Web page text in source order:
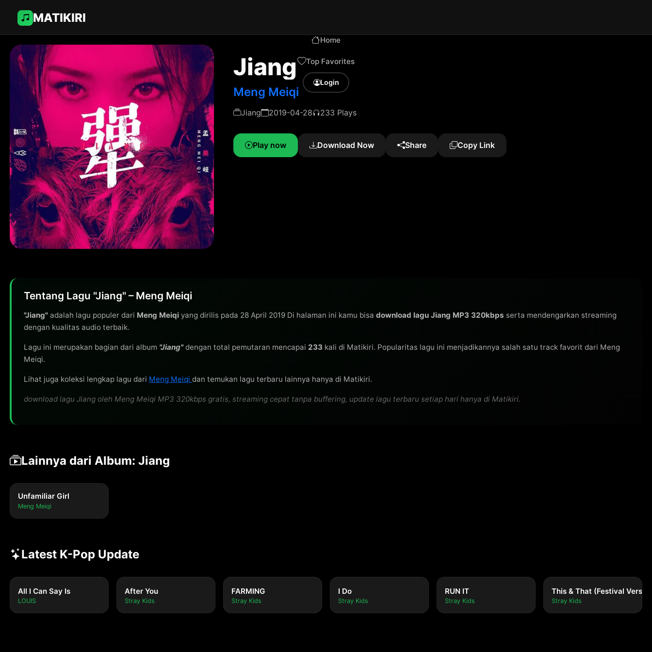
MATIKIRI
Home
Top Favorites
Login
Jiang
Meng Meiqi
Jiang 2019-04-28 233 Plays
Play now Download Now Share Copy Link
Tentang Lagu "Jiang" – Meng Meiqi
"Jiang" adalah lagu populer dari Meng Meiqi yang dirilis pada 28 April 2019 Di halaman ini kamu bisa download lagu Jiang MP3 320kbps serta mendengarkan streaming
dengan kualitas audio terbaik.
Lagu ini merupakan bagian dari album "Jiang"dengan total pemutaran mencapai 233 kali di Matikiri. Popularitas lagu ini menjadikannya salah satu track favorit dari Meng
Meiqi.
Lihat juga koleksi lengkap lagu dari Meng Meiqi dan temukan lagu terbaru lainnya hanya di Matikiri.
download lagu Jiang oleh Meng Meiqi MP3 320kbps gratis, streaming cepat tanpa buffering, update lagu terbaru setiap hari hanya di Matikiri.
Lainnya dari Album: Jiang
Unfamiliar Girl
Meng Meiqi
Latest K-Pop Update
All I Can Say Is
LOUIS
After You
Stray Kids
FARMING
Stray Kids
I Do
Stray Kids
RUN IT
Stray Kids
This & That (Festival
Stray Kids